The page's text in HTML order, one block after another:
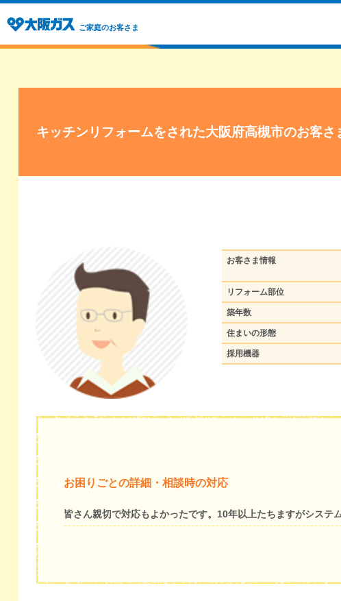
ご家庭のお客さま
キッチンリフォームをされた大阪府高槻市のお客さ
お客さま情報
リフォーム部位
築年数
住まいの形態
採用機器
お困りごとの詳細・相談時の対応
皆さん親切で対応もよかったです。10年以上たちますがシステ